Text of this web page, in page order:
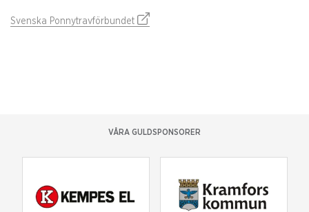
Svenska Ponnytravförbundet
VÅRA GULDSPONSORER